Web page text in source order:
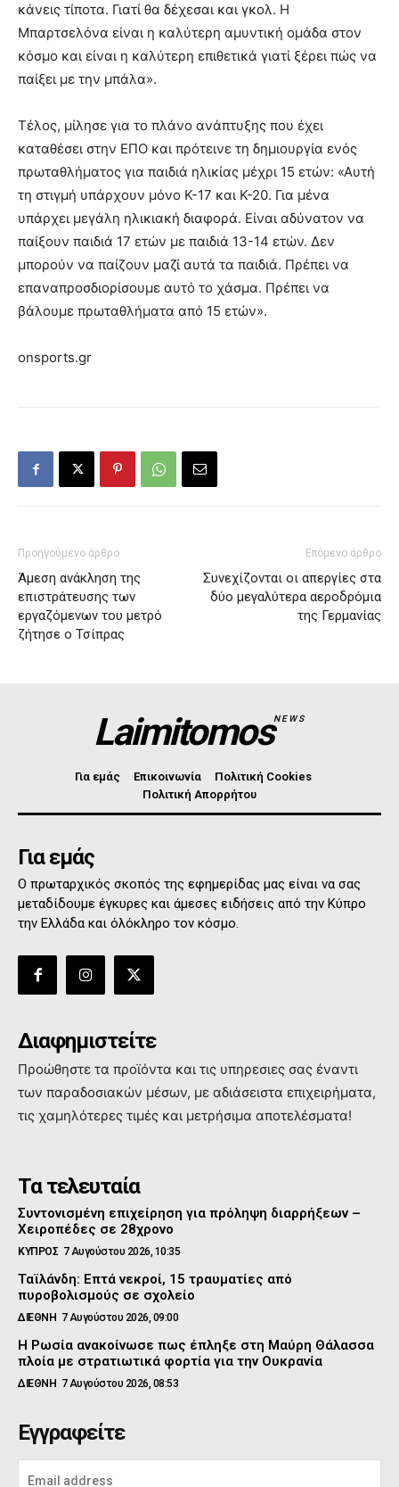
κάνεις τίποτα. Γιατί θα δέχεσαι και γκολ. Η
Μπαρτσελόνα είναι η καλύτερη αμυντική ομάδα στον
κόσμο και είναι η καλύτερη επιθετικά γιατί ξέρει πώς να
παίξει με την μπάλα».
Τέλος, μίλησε για το πλάνο ανάπτυξης που έχει
καταθέσει στην ΕΠΟ και πρότεινε τη δημιουργία ενός
πρωταθλήματος για παιδιά ηλικίας μέχρι 15 ετών: «Αυτή
τη στιγμή υπάρχουν μόνο Κ-17 και Κ-20. Για μένα
υπάρχει μεγάλη ηλικιακή διαφορά. Είναι αδύνατον να
παίξουν παιδιά 17 ετών με παιδιά 13-14 ετών. Δεν
μπορούν να παίζουν μαζί αυτά τα παιδιά. Πρέπει να
επαναπροσδιορίσουμε αυτό το χάσμα. Πρέπει να
βάλουμε πρωταθλήματα από 15 ετών».
onsports.gr
Προηγούμενο άρθρο
Άμεση ανάκληση της
επιστράτευσης των
εργαζόμενων του μετρό
ζήτησε ο Τσίπρας
Επόμενο άρθρο
Συνεχίζονται οι απεργίες στα
δύο μεγαλύτερα αεροδρόμια
της Γερμανίας
LaimitomosNEWS
Για εμάς Επικοινωνία
Πολιτική Cookies
Πολιτική Απορρήτου
Για εμάς
Ο πρωταρχικός σκοπός της εφημερίδας μας είναι να σας
μεταδίδουμε έγκυρες και άμεσες ειδήσεις από την Κύπρο
την Ελλάδα και όλόκληρο τον κόσμο.
Διαφημιστείτε
Προώθηστε τα προϊόντα και τις υπηρεσιες σας έναντι
των παραδοσιακών μέσων, με αδιάσειστα επιχειρήματα,
τις χαμηλότερες τιμές και μετρήσιμα αποτελέσματα!
Τα τελευταία
Συντονισμένη επιχείρηση για πρόληψη διαρρήξεων –
Χειροπέδες σε 28χρονο
ΚΥΠΡΟΣ 7 Αυγούστου 2026, 10:35
Ταϊλάνδη: Επτά νεκροί, 15 τραυματίες από
πυροβολισμούς σε σχολείο
ΔΙΕΘΝΗ 7 Αυγούστου 2026, 09:00
Η Ρωσία ανακοίνωσε πως έπληξε στη Μαύρη Θάλασσα
πλοία με στρατιωτικά φορτία για την Ουκρανία
ΔΙΕΘΝΗ 7 Αυγούστου 2026, 08:53
Εγγραφείτε